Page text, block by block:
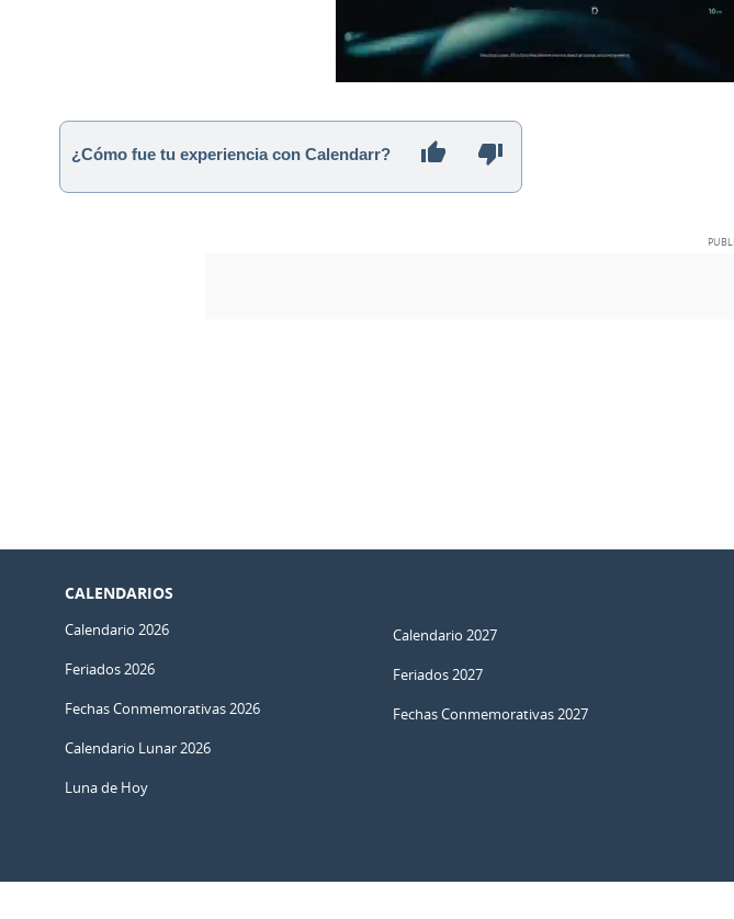
¿Cómo fue tu experiencia con Calendarr?
CALENDARIOS
Calendario 2026
Feriados 2026
Fechas Conmemorativas 2026
Calendario Lunar 2026
Luna de Hoy
Calendario 2027
Feriados 2027
Fechas Conmemorativas 2027